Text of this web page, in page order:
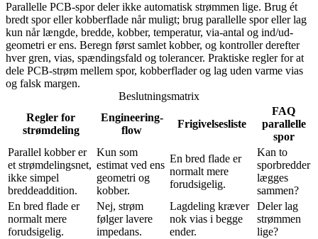
Parallelle PCB-spor deler ikke automatisk strømmen lige. Brug ét
bredt spor eller kobberflade når muligt; brug parallelle spor eller lag
kun når længde, bredde, kobber, temperatur, via-antal og ind/ud-
geometri er ens. Beregn først samlet kobber, og kontroller derefter
hver gren, vias, spændingsfald og tolerancer. Praktiske regler for at
dele PCB-strøm mellem spor, kobberflader og lag uden varme vias
og falsk margen.
Beslutningsmatrix
Regler for
strømdeling
Engineering-
flow
Frigivelsesliste
FAQ
parallelle
spor
Parallel kobber er
et strømdelingsnet,
ikke simpel
breddeaddition.
Kun som
estimat ved ens
geometri og
kobber.
En bred flade er
normalt mere
forudsigelig.
Kan to
sporbredder
lægges
sammen?
En bred flade er
normalt mere
forudsigelig.
Nej, strøm
følger lavere
impedans.
Lagdeling kræver
nok vias i begge
ender.
Deler lag
strømmen
lige?